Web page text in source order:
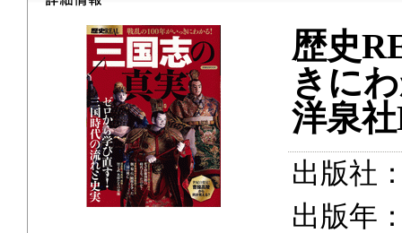
歴史
きに
洋泉
出版社
出版年